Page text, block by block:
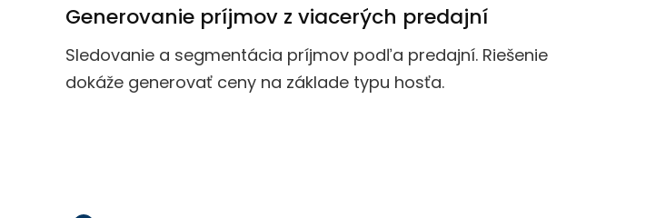
Generovanie príjmov z viacerých predajní
Sledovanie a segmentácia príjmov podľa predajní. Riešenie
dokáže generovať ceny na základe typu hosťa.